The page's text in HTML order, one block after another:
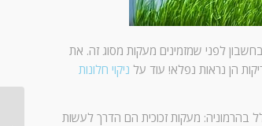
בחשבון לפני שמזמינים מעקות מסוג זה. את
הן נראות נפלא! עוד על ניקוי חלונות
מעקות זכוכית הם הדרך לעשות